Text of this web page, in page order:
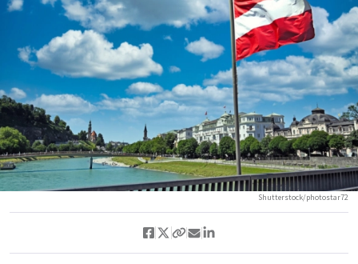
Shutterstock/photostar72